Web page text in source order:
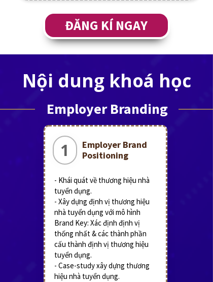
ĐĂNG KÍ NGAY
Nội dung khoá học
Employer Branding
Employer Brand
Positioning
- Khái quát về thương hiệu nhà
tuyển dụng.
- Xây dựng định vị thương hiệu
nhà tuyển dụng với mô hình
Brand Key: Xác định định vị
thống nhất & các thành phần
cấu thành định vị thương hiệu
tuyển dụng.
- Case-study xây dựng thương
hiệu nhà tuyển dụng.
1